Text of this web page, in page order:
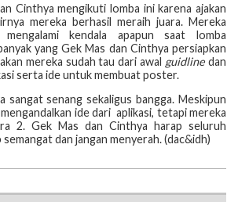
Cinthya mengikuti lomba ini karena ajakan
mereka berhasil meraih juara. Mereka
kendala apapun saat lomba
yang Gek Mas dan Cinthya persiapkan
mereka sudah tau dari awal guidline dan
serta ide untuk membuat poster.
sangat senang sekaligus bangga. Meskipun
ide dari aplikasi, tetapi mereka
2. Gek Mas dan Cinthya harap seluruh
dan jangan menyerah. (dac&idh)